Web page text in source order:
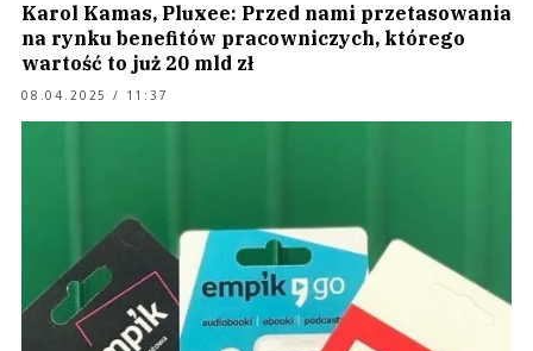
Karol Kamas, Pluxee: Przed nami przetasowania
na rynku benefitów pracowniczych, którego
wartość to już 20 mld zł
08.04.2025 / 11:37